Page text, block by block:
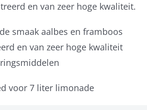
en van zeer hoge kwaliteit.
smaak aalbes en framboos
en van zeer hoge kwaliteit
voor 7 liter limonade